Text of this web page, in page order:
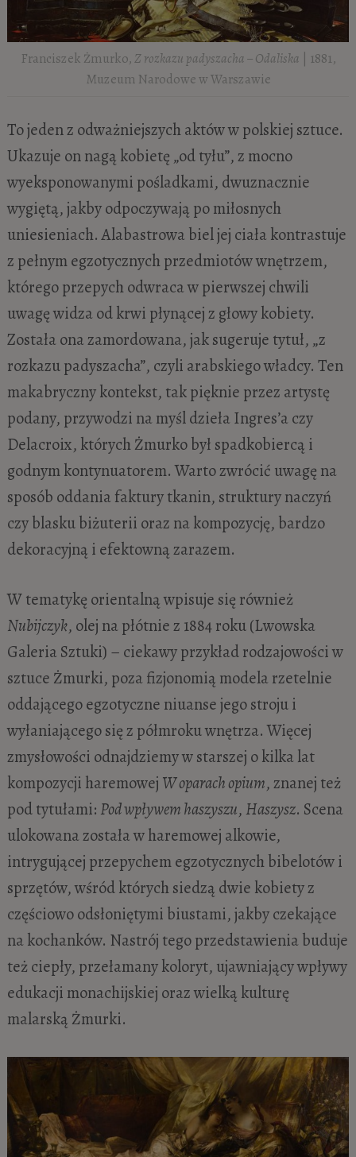
Franciszek Żmurko,Z rozkazu padyszacha – Odaliska | 1881,
Muzeum Narodowe w Warszawie
To jeden z odważniejszych aktów w polskiej sztuce.
Ukazuje on nagą kobietę „od tyłu”, z mocno
wyeksponowanymi pośladkami, dwuznacznie
wygiętą, jakby odpoczywają po miłosnych
uniesieniach. Alabastrowa biel jej ciała kontrastuje
z pełnym egzotycznych przedmiotów wnętrzem,
którego przepych odwraca w pierwszej chwili
uwagę widza od krwi płynącej z głowy kobiety.
Została ona zamordowana, jak sugeruje tytuł, „z
rozkazu padyszacha”, czyli arabskiego władcy. Ten
makabryczny kontekst, tak pięknie przez artystę
podany, przywodzi na myśl dzieła Ingres’a czy
Delacroix, których Żmurko był spadkobiercą i
godnym kontynuatorem. Warto zwrócić uwagę na
sposób oddania faktury tkanin, struktury naczyń
czy blasku biżuterii oraz na kompozycję, bardzo
dekoracyjną i efektowną zarazem.
W tematykę orientalną wpisuje się również
Nubijczyk, olej na płótnie z 1884 roku (Lwowska
Galeria Sztuki) – ciekawy przykład rodzajowości w
sztuce Żmurki, poza fizjonomią modela rzetelnie
oddającego egzotyczne niuanse jego stroju i
wyłaniającego się z półmroku wnętrza. Więcej
zmysłowości odnajdziemy w starszej o kilka lat
kompozycji haremowej W oparach opium, znanej też
pod tytułami: Pod wpływem haszyszu, Haszysz. Scena
ulokowana została w haremowej alkowie,
intrygującej przepychem egzotycznych bibelotów i
sprzętów, wśród których siedzą dwie kobiety z
częściowo odsłoniętymi biustami, jakby czekające
na kochanków. Nastrój tego przedstawienia buduje
też ciepły, przełamany koloryt, ujawniający wpływy
edukacji monachijskiej oraz wielką kulturę
malarską Żmurki.